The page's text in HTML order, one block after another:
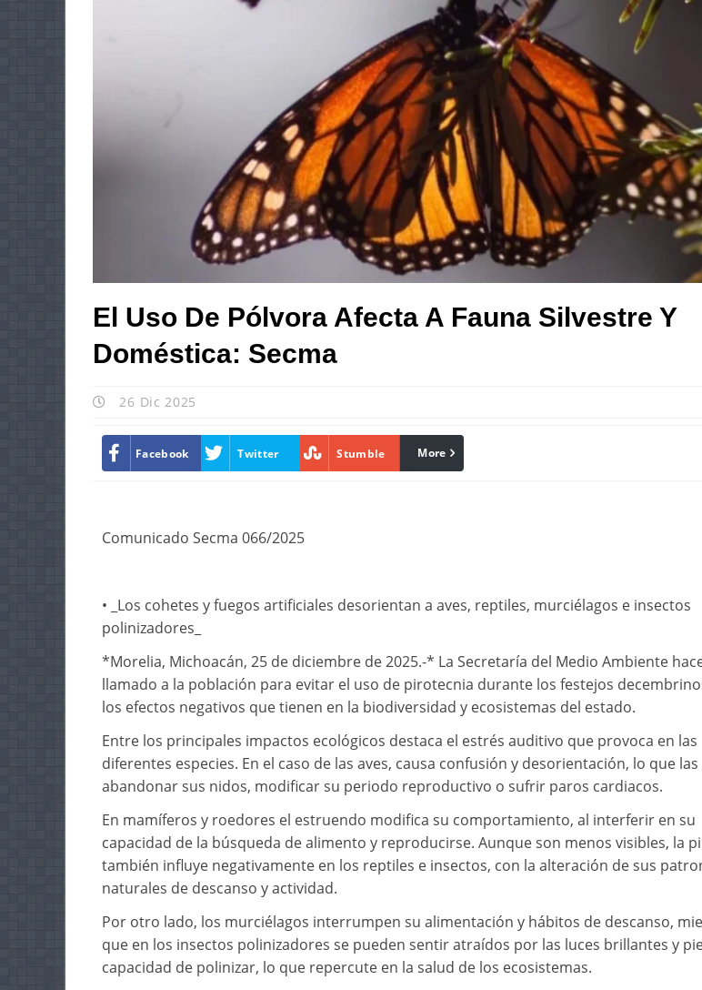
El Uso De Pólvora Afecta A Fauna Silvestre Y
Doméstica: Secma
26 Dic 2025
Facebook Twitter Stumble linkedin
More
Comunicado Secma 066/2025
• _Los cohetes y fuegos artificiales desorientan a aves, reptiles, murciélagos e insectos
polinizadores_
*Morelia, Michoacán, 25 de diciembre de 2025.-* La Secretaría del Medio Ambiente
llamado a la población para evitar el uso de pirotecnia durante los festejos
los efectos negativos que tienen en la biodiversidad y ecosistemas del estado.
Entre los principales impactos ecológicos destaca el estrés auditivo que provoca en las
diferentes especies. En el caso de las aves, causa confusión y desorientación, lo que las
abandonar sus nidos, modificar su periodo reproductivo o sufrir paros cardiacos.
En mamíferos y roedores el estruendo modifica su comportamiento, al interferir en su
capacidad de la búsqueda de alimento y reproducirse. Aunque son menos visibles, la
también influye negativamente en los reptiles e insectos, con la alteración de sus
naturales de descanso y actividad.
Por otro lado, los murciélagos interrumpen su alimentación y hábitos de descanso,
que en los insectos polinizadores se pueden sentir atraídos por las luces brillantes y
capacidad de polinizar, lo que repercute en la salud de los ecosistemas.